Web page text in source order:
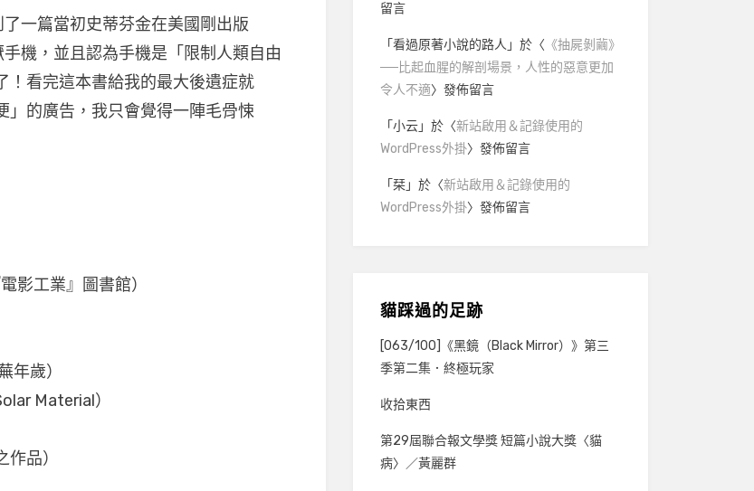
一篇當初史蒂芬金在美國剛出版
機，並且認為手機是「限制人類自由
！看完這本書給我的最大後遺症就
」的廣告，我只會覺得一陣毛骨悚
電影工業』圖書館）
年歲）
Material）
品）
留言
「看過原著小說的路人 」於〈 《抽屍剝繭》
──比起血腥的解剖場景，人性的惡意更加
令人不適〉發佈留言
「小云」於〈新站啟用＆記錄使用的
WordPress外掛〉發佈留言
「栞」於〈新站啟用＆記錄使用的
WordPress外掛〉發佈留言
貓踩過的足跡
[063/100]《黑鏡（Black Mirror）》第三
季第二集．終極玩家
收拾東西
第29屆聯合報文學獎 短篇小說大獎〈貓
病〉／黃麗群